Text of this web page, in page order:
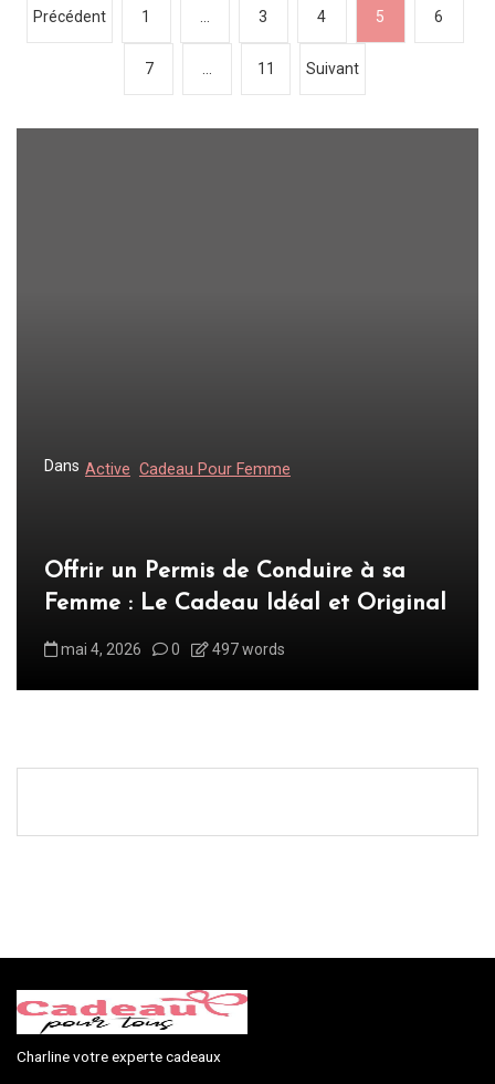
a
t
o
s
Précédent 1 … 3 4 5 6
7 … 11 Suivant
Dans Active Cadeau Pour Femme
Offrir un Permis de Conduire à sa
Femme : Le Cadeau Idéal et Original
mai 4, 2026 0 497 words
Charline votre experte cadeaux